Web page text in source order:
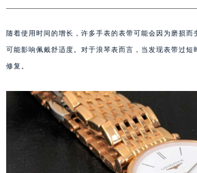
随着使用时间的增长，许多手表的表带可能会因为磨损而
可能影响佩戴舒适度。对于浪琴表而言，当发现表带过短
修复。